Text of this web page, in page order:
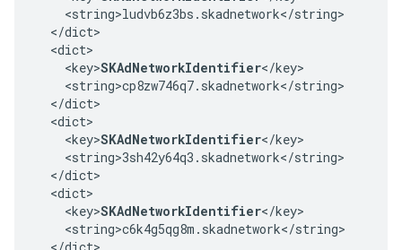
    <string>ludvb6z3bs.skadnetwork</string>
  </dict>
  <dict>
    <key>
SKAdNetworkIdentifier</key>
    <string>cp8zw746q7.skadnetwork</string>
  </dict>
  <dict>
    <key>
SKAdNetworkIdentifier</key>
    <string>3sh42y64q3.skadnetwork</string>
  </dict>
  <dict>
    <key>
SKAdNetworkIdentifier</key>
    <string>c6k4g5qg8m.skadnetwork</string>